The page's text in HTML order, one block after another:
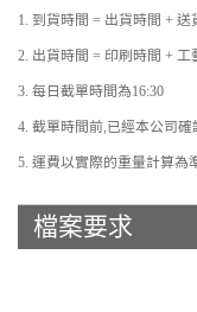
1. 到貨時間 = 出貨時間 + 送
2. 出貨時間 = 印刷時間 +
3. 每日截單時間為16:30
4. 截單時間前,已經本公司確
5. 運費以實際的重量計算為
檔案要求